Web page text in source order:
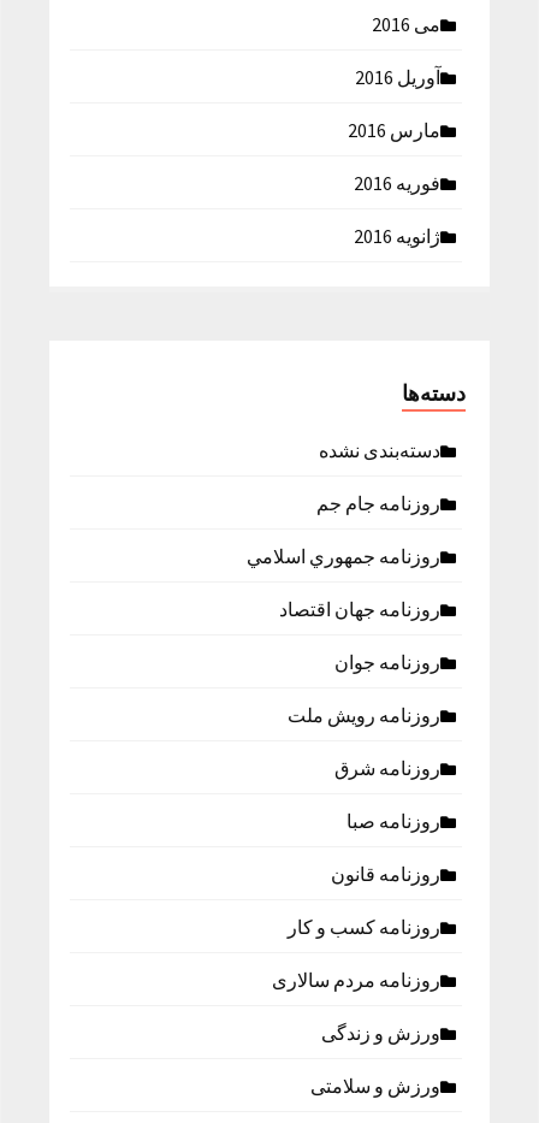
می 2016
آوریل 2016
مارس 2016
فوریه 2016
ژانویه 2016
دسته‌ها
دسته‌بندی نشده
روزنامه جام جم
روزنامه جمهوري اسلامي
روزنامه جهان اقتصاد
روزنامه جوان
روزنامه رویش ملت
روزنامه شرق
روزنامه صبا
روزنامه قانون
روزنامه كسب و كار
روزنامه مردم سالاری
ورزش و زندگی
ورزش و سلامتی